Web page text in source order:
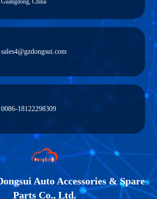
Guangdong, China
sales4@gzdongsui.com
0086-18122298309
Auto Accessories & Spare
Parts Co., Ltd.